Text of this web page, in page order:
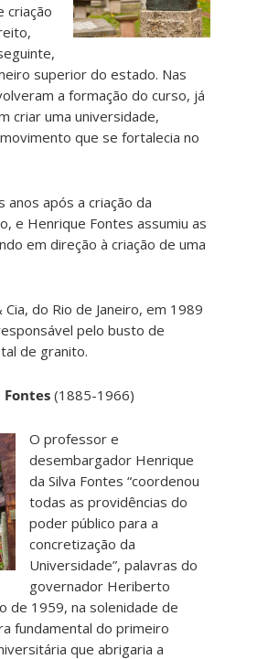
criação
superior do estado. Nas
a formação do curso, já
criar uma universidade,
que se fortalecia no
anos após a criação da
e Henrique Fontes assumiu as
em direção à criação de uma
Cia, do Rio de Janeiro, em 1989
pelo busto de
de granito.
(1885-1966)
O professor e
desembargador Henrique
da Silva Fontes “coordenou
todas as providências do
poder público para a
concretização da
Universidade”, palavras do
governador Heriberto
de 1959, na solenidade de
fundamental do primeiro
que abrigaria a